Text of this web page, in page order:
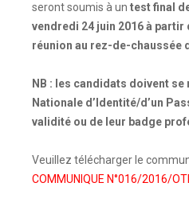
seront soumis à un test final
vendredi 24 juin 2016 à partir
réunion au rez-de-chaussée
NB : les candidats doivent
Nationale d’Identité/d’un
validité ou de leur badge
Veuillez télécharger le
COMMUNIQUE N°016/2016/